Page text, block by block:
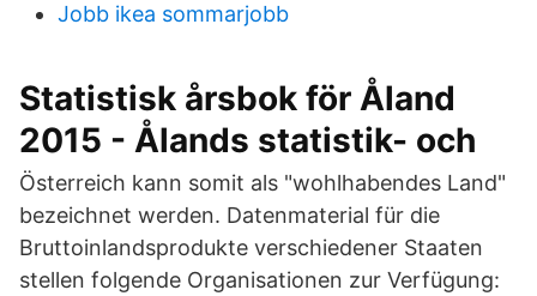
Jobb ikea sommarjobb
Statistisk årsbok för Åland
2015 - Ålands statistik- och
Österreich kann somit als "wohlhabendes Land"
bezeichnet werden. Datenmaterial für die
Bruttoinlandsprodukte verschiedener Staaten
stellen folgende Organisationen zur Verfügung: